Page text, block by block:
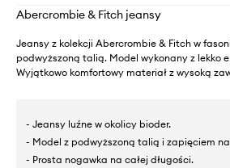
Abercrombie & Fitch jeansy
Jeansy z kolekcji Abercrombie & Fitch w
podwyższoną talią. Model wykonany z lekko
Wyjątkowo komfortowy materiał z wysoką
- Jeansy luźne w okolicy bioder.
- Model z podwyższoną talią i zapięciem
- Prosta nogawka na całej długości.